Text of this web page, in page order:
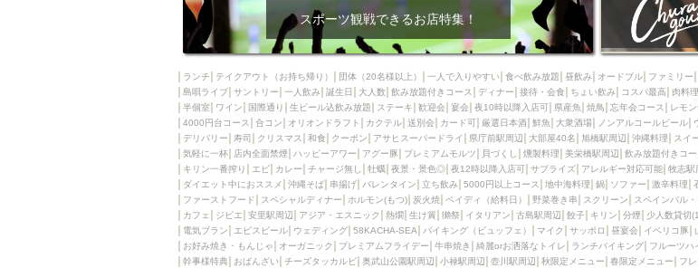
スクリーン
スペインバル・イタリアンバール 食べ放題 動物カ
カニ
カフェ ジビエ 安里駅周辺 アジア・エスニック 熱燗
分煙 少人数貸切(15名以下から) しゃ
ホッピー
焼肉 電気ブラン エビスビール ウェディング
マイク
サッポロ 昼宴会 イベリコ豚 山盛、メガ盛り つけ
市立病院前駅周辺
中華 お好み焼き・もんじゃ オーガニック
綺麗orお洒落なトイレ
ランチバイキング フルーツハイボール 飲
クラフトビール
鉄板焼き 幹事様特典 おばんざい チーズタッ
壺川駅周辺
秋限定メニュー 春限定メニュー フレンチ 夏限定
ラクレット
赤嶺駅周辺 シードル 那覇空港駅周辺 儀保駅周辺
スポーツ観戦できるお店特集！
ランチ テイクアウト（お持ち帰り） 団体（20名様以上） 一人で入りやすい 食べ飲み放題 昼飲み オードブル ファミリー
島唄ライブ サントリー 一人飲み 誕生日 大人数 飲み放題付きコース ディナー 接待・会食 ちょい飲み コスパ最高 肉料理
半個室
ワイン 国際通り 生ビール込飲み放題 ステーキ 歓迎会 宴会 夜10時以降入店可 県産魚 焼鳥 忘年会コース レモ
4000円台コース
合コン オリオンドラフト カクテル 送別会 カード可 厳選日本酒 鮮魚 大衆酒場 ノンアルコールビール
デリバリー
寿司 クリスマス 和食 クーポン アサヒスーパードライ 県庁前駅周辺 大部屋40名 旭橋駅周辺 沖縄料理 スイ
気軽に一杯
店内全面禁煙 ハッピーアワー アグー豚 プレミアムモルツ 貝づくし 燻製料理 美栄橋駅周辺 飲み放題付きコ
キリン一番搾り
エビ カレー チャージ無し 牡蠣 夜景・景色◎ 夜12時以降入店可 サプライズ アレルギー対応可能 牧志駅
ダイエット中におススメ
沖縄そば 串揚げ バレンタイン 立ち飲み 5000円以上コース 地中海料理 鍋 ソファー 激辛料理
ファーストフード
スペシャルディナー ホルモン(もつ) 炭火焼 ペイディ（給料日） 野菜巻き串 スクリーン スペインバル
カフェ
ジビエ 安里駅周辺 アジア・エスニック 熱燗 生け簀 獺祭 イタリアン 古島駅周辺 餃子 キリン 分煙 少人数貸切
電気ブラン
エビスビール ウェディング 58KACHA-SEA バイキング（ビュッフェ） マイク サッポロ 昼宴会 イベリコ豚
お好み焼き・もんじゃ
オーガニック プレミアムフライデー 牛串焼き 綺麗orお洒落なトイレ ランチバイキング フルーツハ
幹事様特典
おばんざい チーズタッカルビ 奥武山公園駅周辺 小禄駅周辺 壺川駅周辺 秋限定メニュー 春限定メニュー フ